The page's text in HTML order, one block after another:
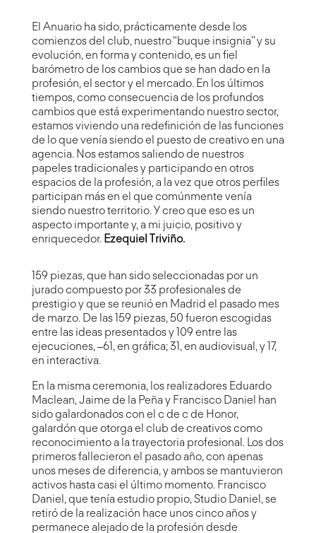
El Anuario ha sido, prácticamente desde los
comienzos del club, nuestro “buque insignia” y su
evolución, en forma y contenido, es un fiel
barómetro de los cambios que se han dado en la
profesión, el sector y el mercado. En los últimos
tiempos, como consecuencia de los profundos
cambios que está experimentando nuestro sector,
estamos viviendo una redefinición de las funciones
de lo que venía siendo el puesto de creativo en una
agencia. Nos estamos saliendo de nuestros
papeles tradicionales y participando en otros
espacios de la profesión, a la vez que otros perfiles
participan más en el que comúnmente venía
siendo nuestro territorio. Y creo que eso es un
aspecto importante y, a mi juicio, positivo y
enriquecedor. Ezequiel Triviño.
159 piezas, que han sido seleccionadas por un
jurado compuesto por 33 profesionales de
prestigio y que se reunió en Madrid el pasado mes
de marzo. De las 159 piezas, 50 fueron escogidas
entre las ideas presentados y 109 entre las
ejecuciones, –61, en gráfica; 31, en audiovisual, y 17,
en interactiva.
En la misma ceremonia, los realizadores Eduardo
Maclean, Jaime de la Peña y Francisco Daniel han
sido galardonados con el c de c de Honor,
galardón que otorga el club de creativos como
reconocimiento a la trayectoria profesional. Los dos
primeros fallecieron el pasado año, con apenas
unos meses de diferencia, y ambos se mantuvieron
activos hasta casi el último momento. Francisco
Daniel, que tenía estudio propio, Studio Daniel, se
retiró de la realización hace unos cinco años y
permanece alejado de la profesión desde